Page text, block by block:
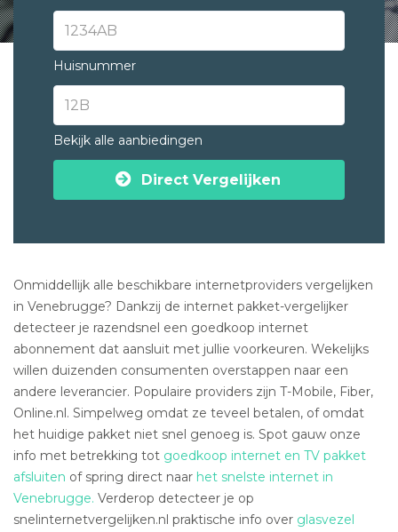
Huisnummer
Bekijk alle aanbiedingen
Direct Vergelijken
Onmiddellijk alle beschikbare internetproviders vergelijken
in Venebrugge? Dankzij de internet pakket-vergelijker
detecteer je razendsnel een goedkoop internet
abonnement dat aansluit met jullie voorkeuren. Wekelijks
willen duizenden consumenten overstappen naar een
andere leverancier. Populaire providers zijn T-Mobile, Fiber,
Online.nl. Simpelweg omdat ze teveel betalen, of omdat
het huidige pakket niet snel genoeg is. Spot gauw onze
info met betrekking tot goedkoop internet en TV pakket
afsluiten of spring direct naar het snelste internet in
Venebrugge. Verderop detecteer je op
snelinternetvergelijken.nl praktische info over glasvezel